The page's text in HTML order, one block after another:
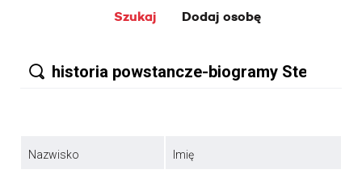
Szukaj
Dodaj osobę
Nazwisko Imię